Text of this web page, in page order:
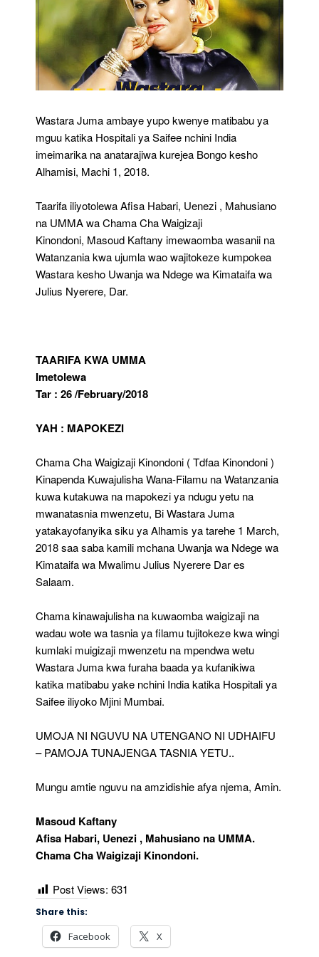
Wastara Juma ambaye yupo kwenye matibabu ya
mguu katika Hospitali ya Saifee nchini India
imeimarika na anatarajiwa kurejea Bongo kesho
Alhamisi, Machi 1, 2018.
Taarifa iliyotolewa Afisa Habari, Uenezi , Mahusiano
na UMMA wa Chama Cha Waigizaji
Kinondoni, Masoud Kaftany imewaomba wasanii na
Watanzania kwa ujumla wao wajitokeze kumpokea
Wastara kesho Uwanja wa Ndege wa Kimataifa wa
Julius Nyerere, Dar.
TAARIFA KWA UMMA
Imetolewa
Tar : 26 /February/2018
YAH : MAPOKEZI
Chama Cha Waigizaji Kinondoni ( Tdfaa Kinondoni )
Kinapenda Kuwajulisha Wana-Filamu na Watanzania
kuwa kutakuwa na mapokezi ya ndugu yetu na
mwanatasnia mwenzetu, Bi Wastara Juma
yatakayofanyika siku ya Alhamis ya tarehe 1 March,
2018 saa saba kamili mchana Uwanja wa Ndege wa
Kimataifa wa Mwalimu Julius Nyerere Dar es
Salaam.
Chama kinawajulisha na kuwaomba waigizaji na
wadau wote wa tasnia ya filamu tujitokeze kwa wingi
kumlaki muigizaji mwenzetu na mpendwa wetu
Wastara Juma kwa furaha baada ya kufanikiwa
katika matibabu yake nchini India katika Hospitali ya
Saifee iliyoko Mjini Mumbai.
UMOJA NI NGUVU NA UTENGANO NI UDHAIFU
– PAMOJA TUNAJENGA TASNIA YETU..
Mungu amtie nguvu na amzidishie afya njema, Amin.
Masoud Kaftany
Afisa Habari, Uenezi , Mahusiano na UMMA.
Chama Cha Waigizaji Kinondoni.
Post Views: 631
Share this:
Facebook X